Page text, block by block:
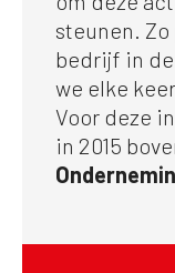
steunen.
bedrijf in
we elke
Voor deze
in 2015